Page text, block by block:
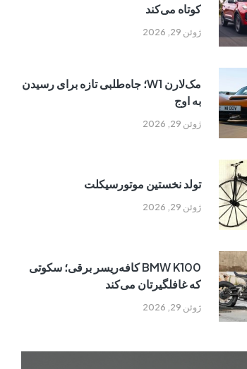
ژوئن 29, 2026
کوتاه می‌کند
ژوئن 29, 2026
مک‌لارن W1؛ جاه‌طلبی تازه برای رسیدن
به اوج
ژوئن 29, 2026
تولد نخستین موتورسیکلت
ژوئن 29, 2026
BMW K100 کافه‌ریسر برقی؛ سکوتی
که غافلگیرتان می‌کند